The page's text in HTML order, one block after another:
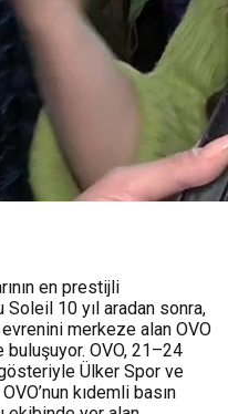
en prestijli
Soleil 10 yıl aradan sonra,
merkeze alan OVO
OVO, 21–24
Ülker Spor ve
kıdemli basın